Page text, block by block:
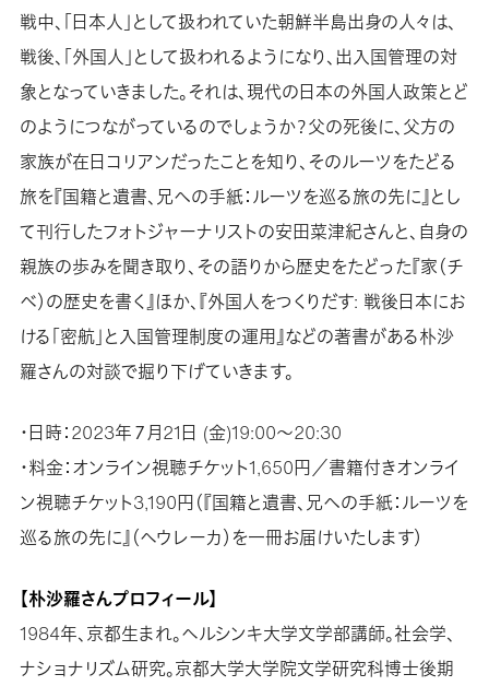
戦中、「日本人」として扱われていた朝鮮半島出身の人々は、
戦後、「外国人」として扱われるようになり、出入国管理の対
象となっていきました。それは、現代の日本の外国人政策とど
のようにつながっているのでしょうか？父の死後に、父方の
家族が在日コリアンだったことを知り、そのルーツをたどる
旅を『国籍と遺書、兄への手紙：ルーツを巡る旅の先に』とし
て刊行したフォトジャーナリストの安田菜津紀さんと、自身の
親族の歩みを聞き取り、その語りから歴史をたどった『家（チ
ベ）の歴史を書く』ほか、『外国人をつくりだす: 戦後日本にお
ける「密航」と入国管理制度の運用』などの著書がある朴沙
羅さんの対談で掘り下げていきます。
・日時：2023年７月21日 (金)19:00〜20:30
・料金：オンライン視聴チケット1,650円／書籍付きオンライ
ン視聴チケット3,190円（『国籍と遺書、兄への手紙：ルーツを
巡る旅の先に』（ヘウレーカ）を一冊お届けいたします）
【朴沙羅さんプロフィール】
1984年、京都生まれ。ヘルシンキ大学文学部講師。社会学、
ナショナリズム研究。京都大学大学院文学研究科博士後期